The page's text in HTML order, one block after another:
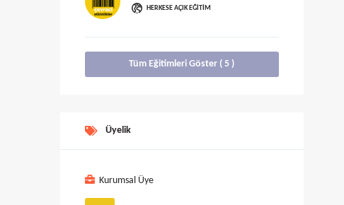
HERKESE AÇIK EĞITIM
Tüm Eğitimleri Göster ( 5 )
Üyelik
Kurumsal Üye